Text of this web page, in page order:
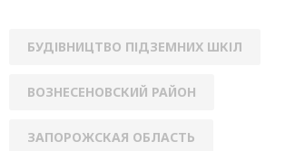
БУДІВНИЦТВО ПІДЗЕМНИХ ШКІЛ
ВОЗНЕСЕНОВСКИЙ РАЙОН
ЗАПОРОЖСКАЯ ОБЛАСТЬ